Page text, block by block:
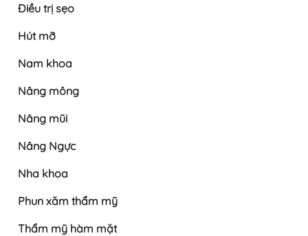
Điều trị sẹo
Hút mỡ
Nam khoa
Nâng mông
Nâng mũi
Nâng Ngực
Nha khoa
Phun xăm thẩm mỹ
Thẩm mỹ hàm mặt